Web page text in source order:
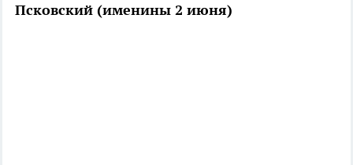
Псковский (именины 2 июня)